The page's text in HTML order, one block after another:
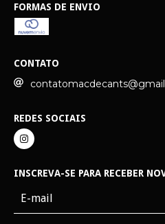
FORMAS DE ENVIO
CONTATO
REDES SOCIAIS
INSCREVA-SE PARA RECEBER